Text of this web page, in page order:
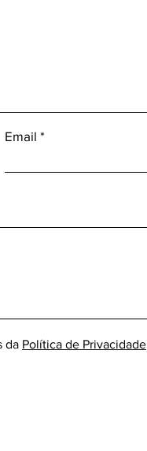
Email
da Política de Privacidade